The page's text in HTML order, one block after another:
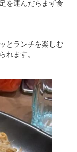
を運んだらまず食
とランチを楽しむ
ます。